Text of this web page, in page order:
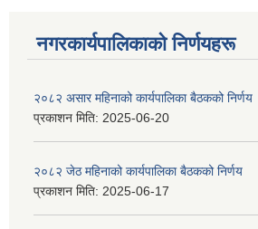
नगरकार्यपालिकाकाे निर्णयहरू
२०८२ असार महिनाको कार्यपालिका बैठकको निर्णय
प्रकाशन मिति: 2025-06-20
२०८२ जेठ महिनाको कार्यपालिका बैठकको निर्णय
प्रकाशन मिति: 2025-06-17